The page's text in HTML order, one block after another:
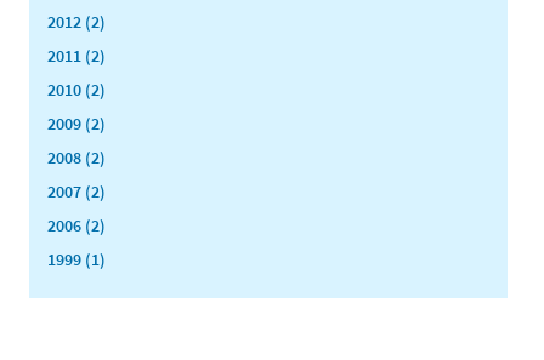
2012 (2)
2011 (2)
2010 (2)
2009 (2)
2008 (2)
2007 (2)
2006 (2)
1999 (1)